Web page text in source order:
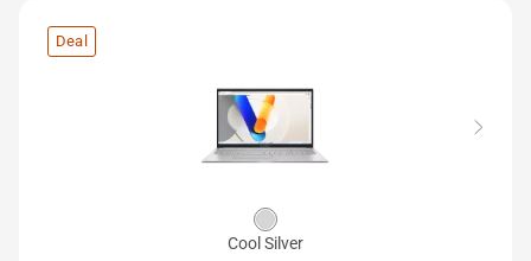
Deal
Cool Silver